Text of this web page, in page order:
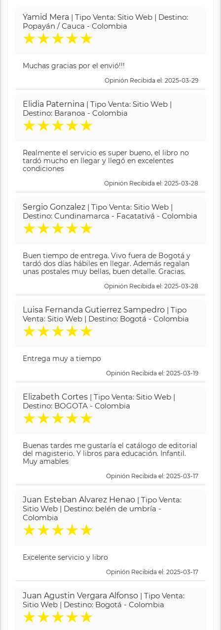
Yamid Mera | Tipo Venta: Sitio Web | Destino:
Popayán / Cauca - Colombia
★★★★★
Muchas gracias por el envió!!!
Opinión Recibida el: 2025-03-29
Elidia Paternina | Tipo Venta: Sitio Web |
Destino: Baranoa - Colombia
★★★★★
Realmente el servicio es super bueno, el libro no
tardó mucho en llegar y llegó en excelentes
condiciones
Opinión Recibida el: 2025-03-28
Sergio Gonzalez | Tipo Venta: Sitio Web |
Destino: Cundinamarca - Facatativá - Colombia
★★★★★
Buen tiempo de entrega. Vivo fuera de Bogotá y
tardó dos días hábiles en llegar. Además regalan
unas postales muy bellas, buen detalle. Gracias.
Opinión Recibida el: 2025-03-28
Luisa Fernanda Gutierrez Sampedro | Tipo
Venta: Sitio Web | Destino: Bogotá - Colombia
★★★★★
Entrega muy a tiempo
Opinión Recibida el: 2025-03-19
Elizabeth Cortes | Tipo Venta: Sitio Web |
Destino: BOGOTA - Colombia
★★★★★
Buenas tardes me gustaría el catálogo de editorial
del magisterio. Y libros para educación. Infantil.
Muy amables
Opinión Recibida el: 2025-03-17
Juan Esteban Alvarez Henao | Tipo Venta:
Sitio Web | Destino: belén de umbría -
Colombia
★★★★★
Excelente servicio y libro
Opinión Recibida el: 2025-03-17
Juan Agustin Vergara Alfonso | Tipo Venta:
Sitio Web | Destino: Bogotá - Colombia
★★★★★